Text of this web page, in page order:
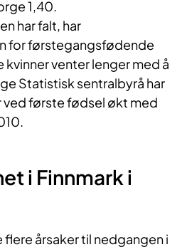
1,40.
har falt, har
for førstegangsfødende
venter lenger med å
Statistisk sentralbyrå har
første fødsel økt med
i Finnmark i
årsaker til nedgangen i